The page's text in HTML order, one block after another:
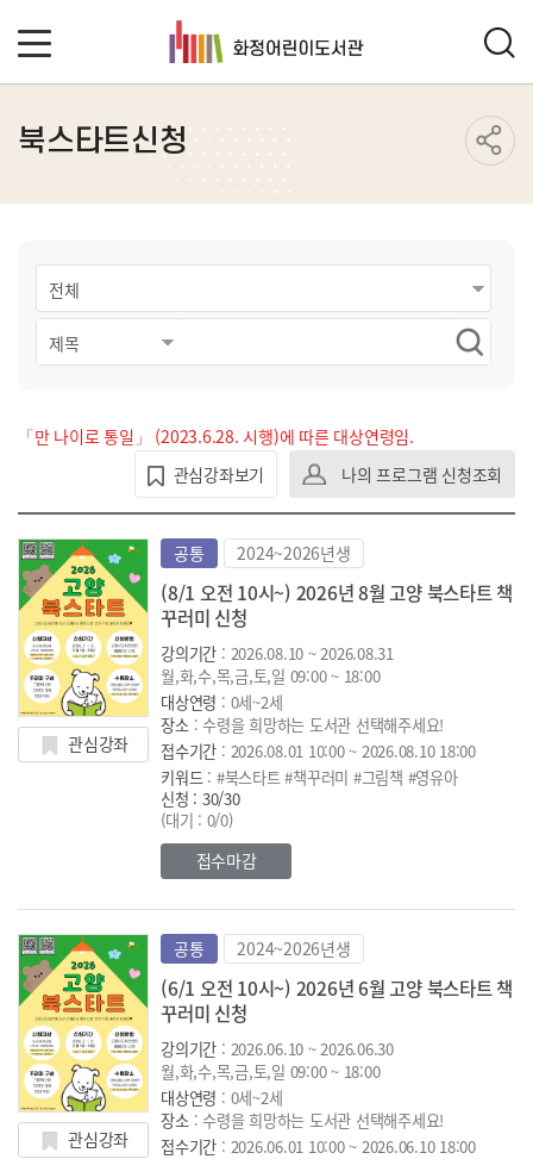
북스타트신청
「만 나이로 통일」 (2023.6.28. 시행)에 따른 대상연령임.
관심강좌보기
나의 프로그램 신청조회
공통 2024~2026년생
(8/1 오전 10시~) 2026년 8월 고양 북스타트 책
꾸러미 신청
강의기간 : 2026.08.10 ~ 2026.08.31
월,화,수,목,금,토,일 09:00 ~ 18:00
대상연령 : 0세~2세
장소 : 수령을 희망하는 도서관 선택해주세요!
접수기간 : 2026.08.01 10:00 ~ 2026.08.10 18:00
키워드 : #북스타트 #책꾸러미 #그림책 #영유아
신청 : 30/30
(대기 : 0/0)
접수마감
관심강좌
공통 2024~2026년생
(6/1 오전 10시~) 2026년 6월 고양 북스타트 책
꾸러미 신청
강의기간 : 2026.06.10 ~ 2026.06.30
월,화,수,목,금,토,일 09:00 ~ 18:00
대상연령 : 0세~2세
장소 : 수령을 희망하는 도서관 선택해주세요!
접수기간 : 2026.06.01 10:00 ~ 2026.06.10 18:00
관심강좌